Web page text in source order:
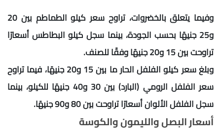
وفيما يتعلق بالخضروات، تراوح سعر كيلو الطماطم بين 20
و25 جنيهًا بحسب الجودة، بينما سجل كيلو البطاطس أسعارًا
تراوحت بين 15 و20 جنيهًا وفقًا للصنف.
وبلغ سعر كيلو الفلفل الحار ما بين 15 و20 جنيهًا، فيما تراوح
سعر الفلفل الرومي (البارد) بين 30 و40 جنيهًا للكيلو، بينما
سجل الفلفل الألوان أسعارًا تراوحت بين 80 و90 جنيهًا.
أسعار البصل والليمون والكوسة